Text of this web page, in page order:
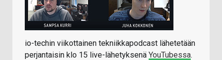
io-techin viikottainen tekniikkapodcast lähetetään
perjantaisin klo 15 live-lähetyksenä YouTubessa.